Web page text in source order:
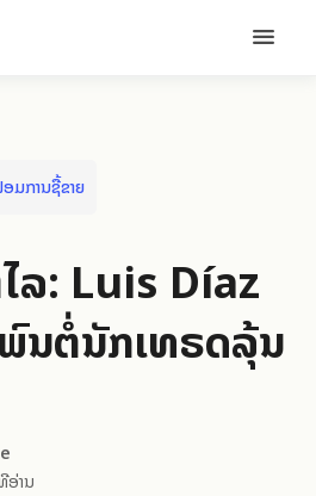
ມການຊື້ຂາຍ
ລ: Luis Díaz
ນຕໍ່ນັກເທຣດລຸ້ນ
ອ່ານ